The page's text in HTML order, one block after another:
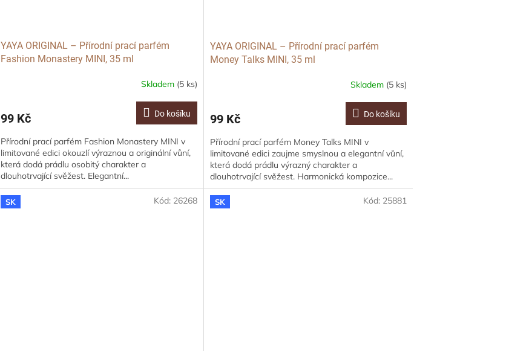
YAYA ORIGINAL – Přírodní prací parfém
Fashion Monastery MINI, 35 ml
Skladem (5 ks)
99 Kč Do košíku
Přírodní prací parfém Fashion Monastery MINI v
limitované edici okouzlí výraznou a originální vůní,
která dodá prádlu osobitý charakter a
dlouhotrvající svěžest. Elegantní...
YAYA ORIGINAL – Přírodní prací parfém
Money Talks MINI, 35 ml
Skladem (5 ks)
99 Kč Do košíku
Přírodní prací parfém Money Talks MINI v
limitované edici zaujme smyslnou a elegantní vůní,
která dodá prádlu výrazný charakter a
dlouhotrvající svěžest. Harmonická kompozice...
SK Kód: 26268 SK Kód: 25881